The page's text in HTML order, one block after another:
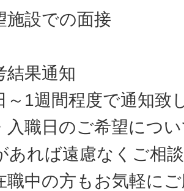
施設での面接
結果通知
1週間程度で通知致
職日のご希望につ
あれば遠慮なくご相
中の方もお気軽に